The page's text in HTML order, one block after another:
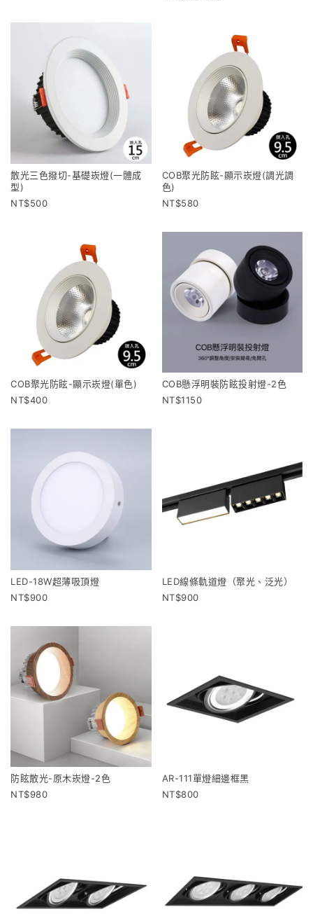
散光三色撥切-基礎崁燈(一體成
型)
500
COB聚光防眩-顯示崁燈(調光調
色)
580
COB聚光防眩-顯示崁燈(單色)
400
COB懸浮明裝防眩投射燈-2色
1150
LED-18W超薄吸頂燈
900
LED線條軌道燈（聚光、泛光）
900
防眩散光-原木崁燈-2色
980
AR-111單燈細邊框黑
800